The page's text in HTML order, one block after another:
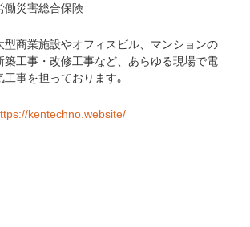
働災害総合保険
型商業施設やオフィスビル、マンションの
築工事・改修工事など、あらゆる現場で電
工事を担っております｡
kentechno.website/